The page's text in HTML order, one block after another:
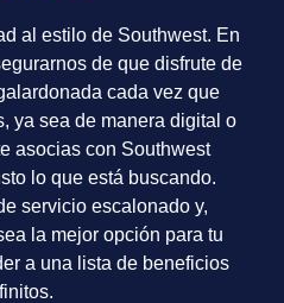
al estilo de Southwest. En
de que disfrute de
cada vez que
ya sea de manera digital o
asocias con Southwest
lo que está buscando.
servicio escalonado y,
la mejor opción para tu
a una lista de beneficios